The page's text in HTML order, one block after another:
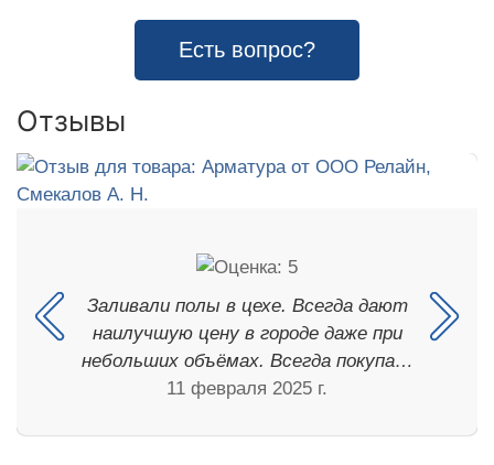
Есть вопрос?
Отзывы
Заливали полы в цехе. Всегда дают
наилучшую цену в городе даже при
небольших объёмах. Всегда покупа…
11 февраля 2025 г.